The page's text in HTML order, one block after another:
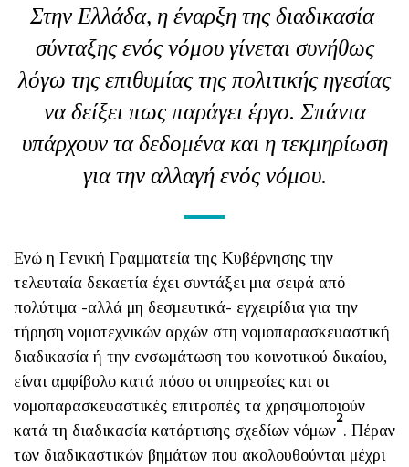
Στην Ελλάδα, η έναρξη της διαδικασία
σύνταξης ενός νόμου γίνεται συνήθως
λόγω της επιθυμίας της πολιτικής ηγεσίας
να δείξει πως παράγει έργο. Σπάνια
υπάρχουν τα δεδομένα και η τεκμηρίωση
για την αλλαγή ενός νόμου.
Ενώ η Γενική Γραμματεία της Κυβέρνησης την
τελευταία δεκαετία έχει συντάξει μια σειρά από
πολύτιμα -αλλά μη δεσμευτικά- εγχειρίδια για την
τήρηση νομοτεχνικών αρχών στη νομοπαρασκευαστική
διαδικασία ή την ενσωμάτωση του κοινοτικού δικαίου,
είναι αμφίβολο κατά πόσο οι υπηρεσίες και οι
νομοπαρασκευαστικές επιτροπές τα χρησιμοποιούν
κατά τη διαδικασία κατάρτισης σχεδίων νόμων
2
. Πέραν
των διαδικαστικών βημάτων που ακολουθούνται μέχρι